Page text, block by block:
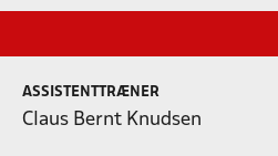
ASSISTENTTRÆNER
Claus Bernt Knudsen